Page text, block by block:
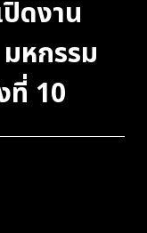
ดงาน
หกรรม
ที่ 10